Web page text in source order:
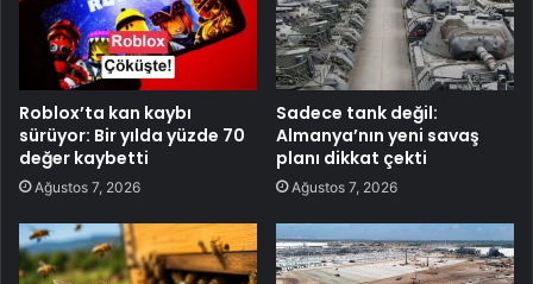
Roblox’ta kan kaybı
sürüyor: Bir yılda yüzde 70
değer kaybetti
Ağustos 7, 2026
Sadece tank değil:
Almanya’nın yeni savaş
planı dikkat çekti
Ağustos 7, 2026